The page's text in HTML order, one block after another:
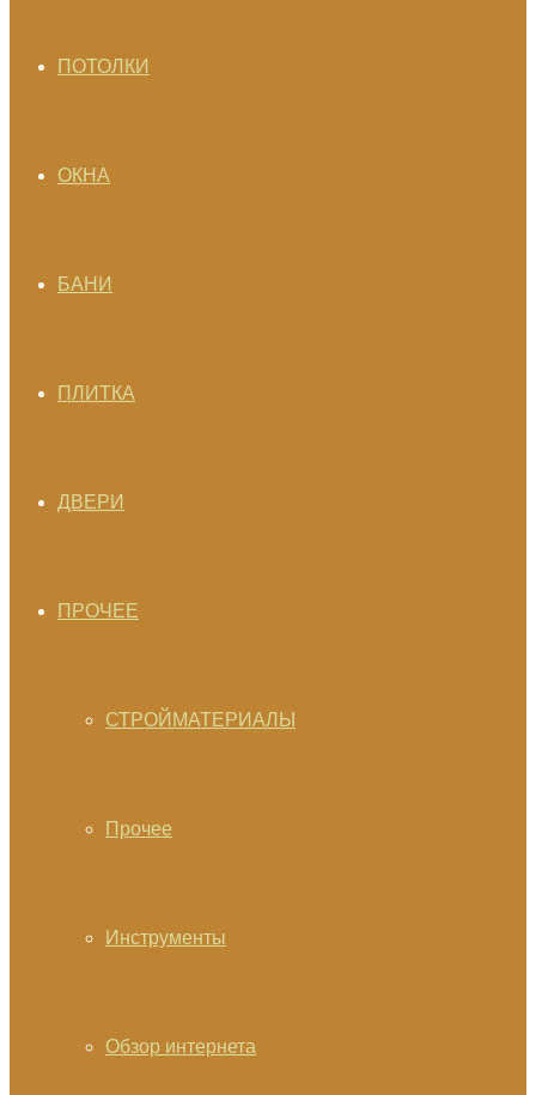
ПОТОЛКИ
ОКНА
БАНИ
ПЛИТКА
ДВЕРИ
ПРОЧЕЕ
СТРОЙМАТЕРИАЛЫ
Прочее
Инструменты
Обзор интернета